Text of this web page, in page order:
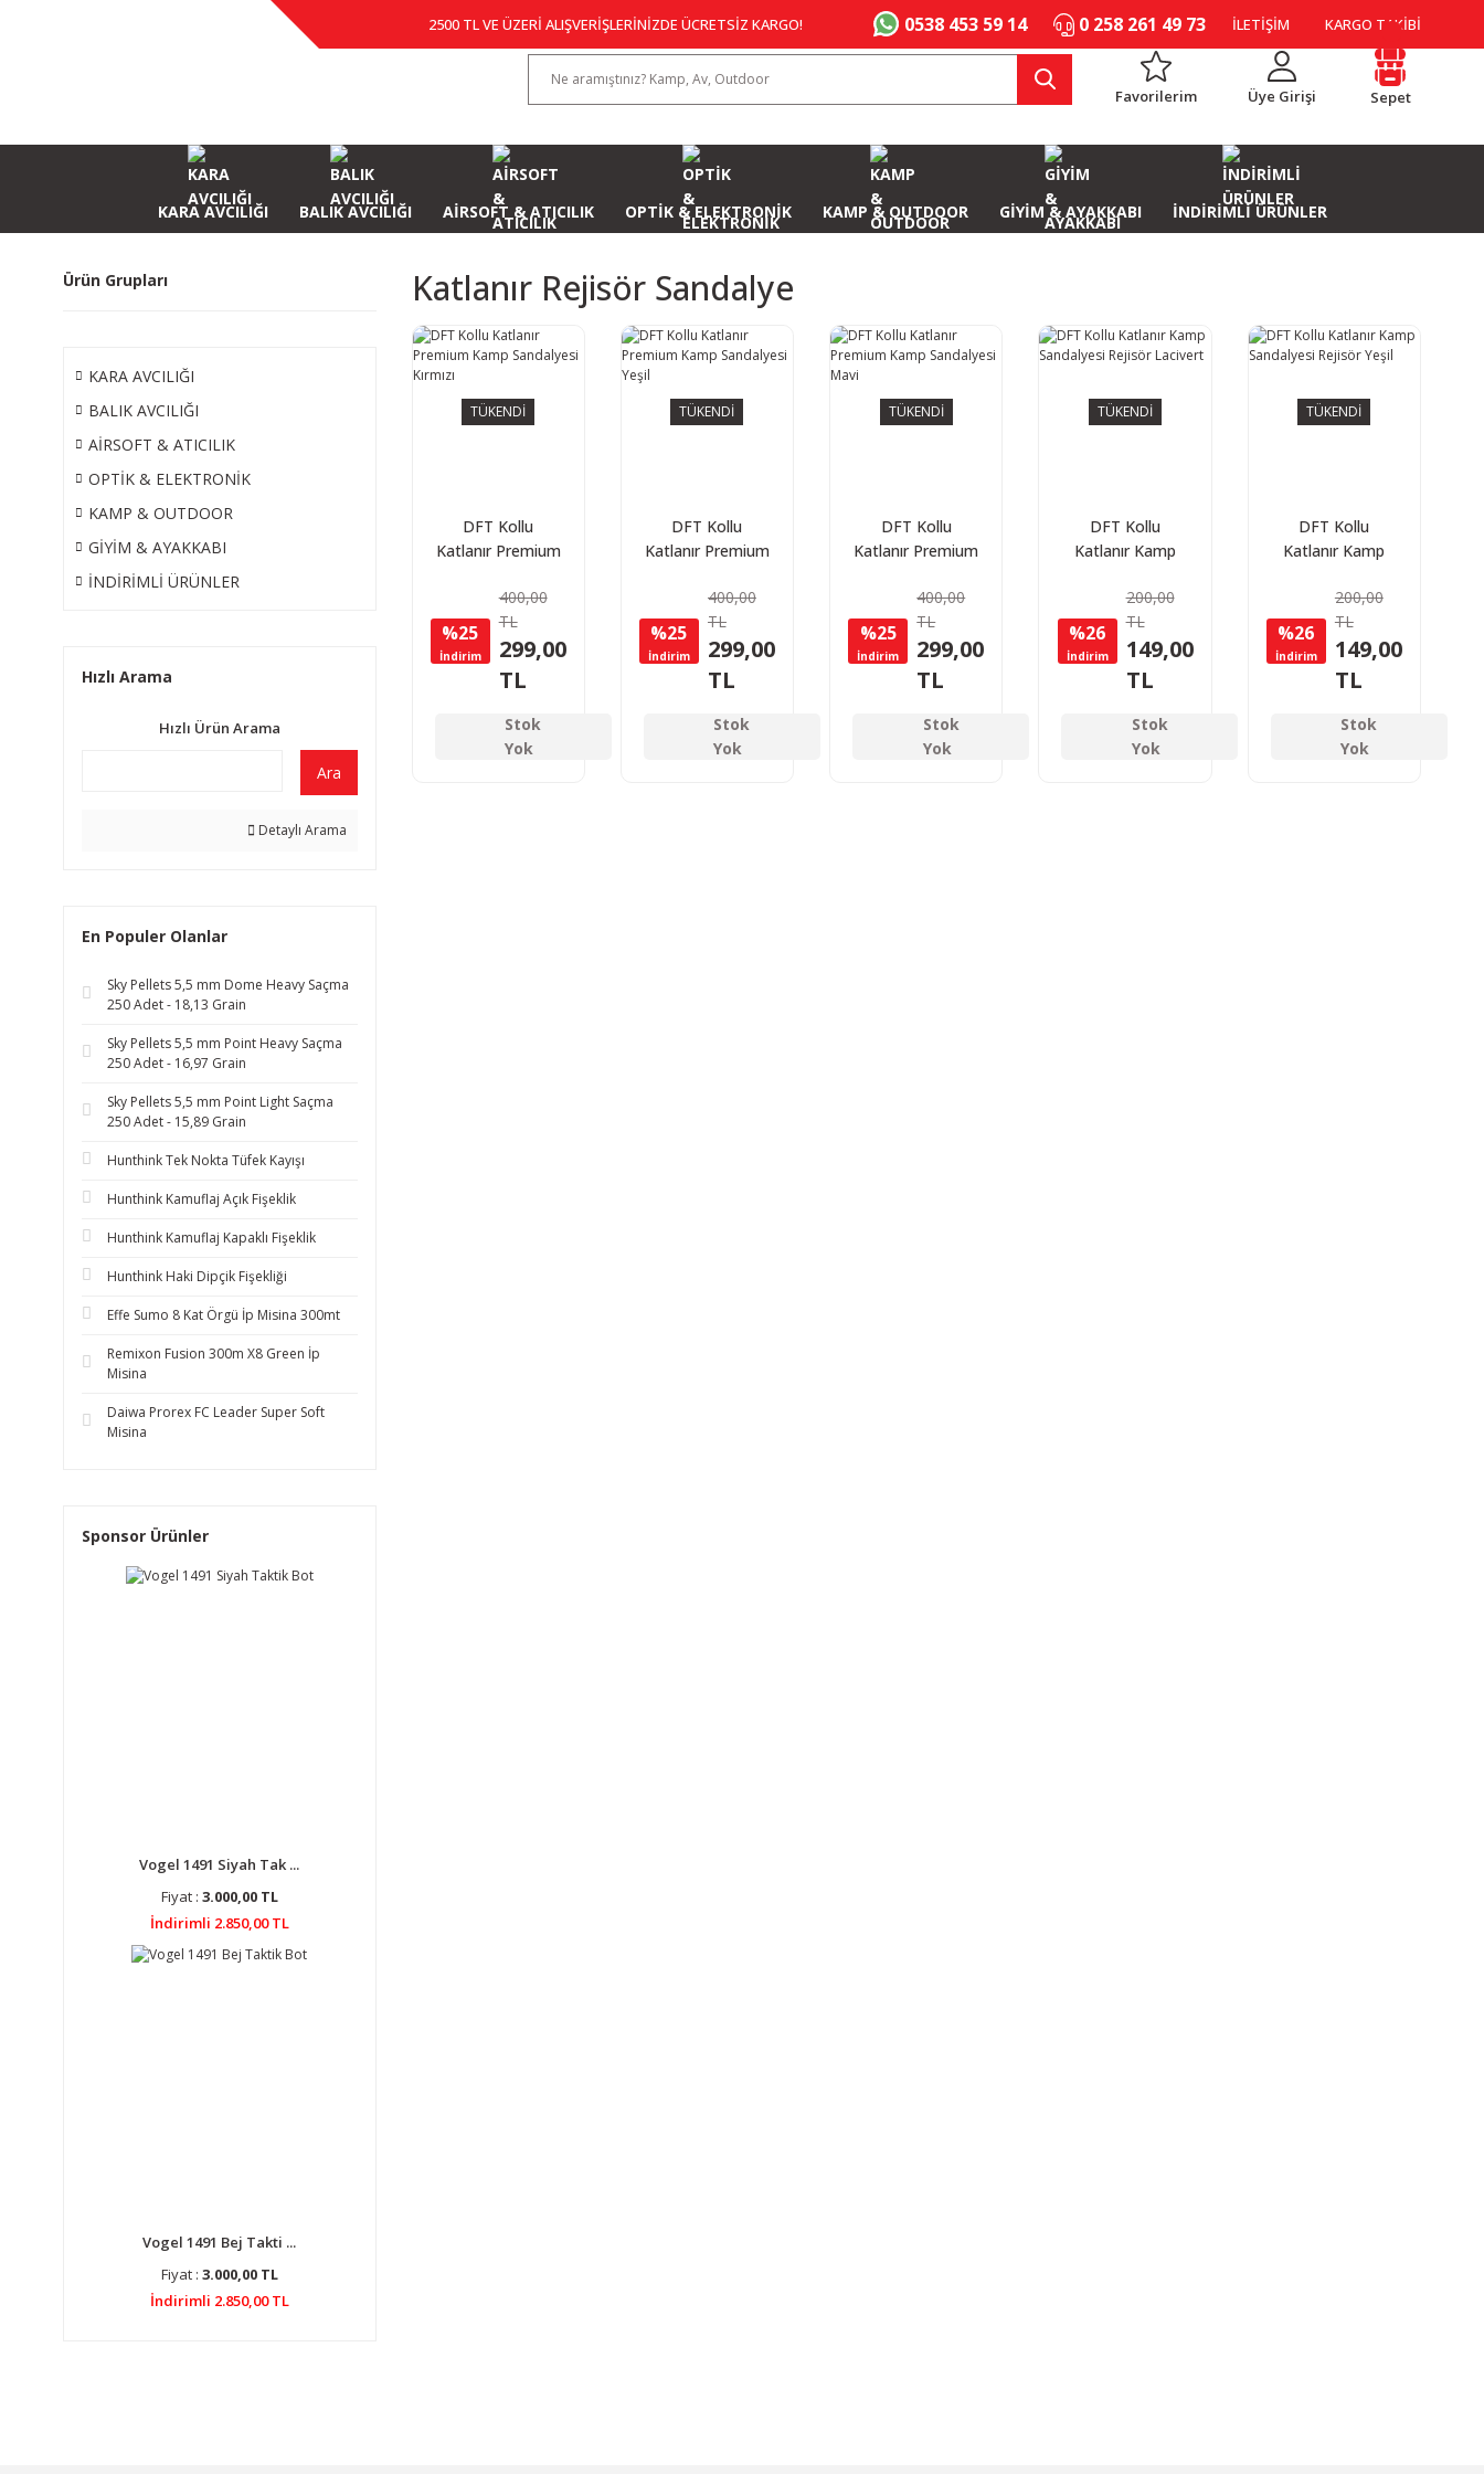
2500 TL VE ÜZERİ ALIŞVERİŞLERİNİZDE ÜCRETSİZ KARGO! 0538 453 59 14 0 258 261 49 73 İLETİŞİM KARGO TAKİBİ
Favorilerim Üye Girişi Sepet
KARA AVCILIĞI BALIK AVCILIĞI AİRSOFT & ATICILIK OPTİK & ELEKTRONİK KAMP & OUTDOOR GİYİM & AYAKKABI İNDİRİMLİ ÜRÜNLER
Ürün Grupları
KARA AVCILIĞI
BALIK AVCILIĞI
AİRSOFT & ATICILIK
OPTİK & ELEKTRONİK
KAMP & OUTDOOR
GİYİM & AYAKKABI
İNDİRİMLİ ÜRÜNLER
Hızlı Arama
Hızlı Ürün Arama
Ara
Detaylı Arama
En Populer Olanlar
Sky Pellets 5,5 mm Dome Heavy Saçma
250 Adet - 18,13 Grain
Sky Pellets 5,5 mm Point Heavy Saçma
250 Adet - 16,97 Grain
Sky Pellets 5,5 mm Point Light Saçma
250 Adet - 15,89 Grain
Hunthink Tek Nokta Tüfek Kayışı
Hunthink Kamuflaj Açık Fişeklik
Hunthink Kamuflaj Kapaklı Fişeklik
Hunthink Haki Dipçik Fişekliği
Effe Sumo 8 Kat Örgü İp Misina 300mt
Remixon Fusion 300m X8 Green İp
Misina
Daiwa Prorex FC Leader Super Soft
Misina
Sponsor Ürünler
Vogel 1491 Siyah Tak ...
Fiyat : 3.000,00 TL
İndirimli 2.850,00 TL
Vogel 1491 Bej Takti ...
Fiyat : 3.000,00 TL
İndirimli 2.850,00 TL
Katlanır Rejisör Sandalye
TÜKENDİ
DFT Kollu
Katlanır Premium
Kırmızı
%25
İndirim
400,00
TL
299,00
TL
Stok
Yok
TÜKENDİ
DFT Kollu
Katlanır Premium
Yeşil
%25
İndirim
400,00
TL
299,00
TL
Stok
Yok
TÜKENDİ
DFT Kollu
Katlanır Premium
Mavi
%25
İndirim
400,00
TL
299,00
TL
Stok
Yok
TÜKENDİ
DFT Kollu
Katlanır Kamp
Rejisör Lacivert
%26
İndirim
200,00
TL
149,00
TL
Stok
Yok
TÜKENDİ
DFT Kollu
Katlanır Kamp
Rejisör Yeşil
%26
İndirim
200,00
TL
149,00
TL
Stok
Yok